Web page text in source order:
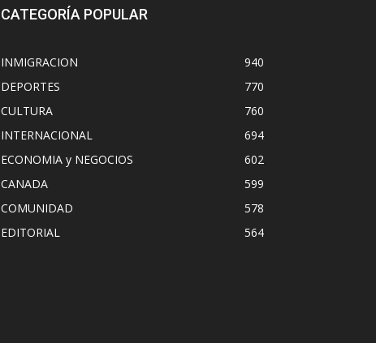
CATEGORÍA POPULAR
INMIGRACION
940
DEPORTES
770
CULTURA
760
INTERNACIONAL
694
ECONOMIA y NEGOCIOS
602
CANADA
599
COMUNIDAD
578
EDITORIAL
564